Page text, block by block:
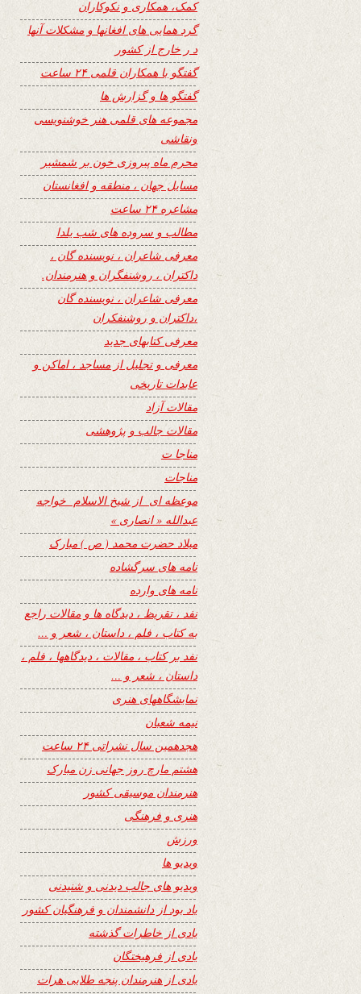
کمک، همکاری و نکوکاران
گرد همایی های افغانها و مشکلات آنها
د ر خارج از کشور
گفتگو با همکاران قلمی ۲۴ ساعت
گفتگو ها و گزارش ها
مجموعه های قلمی هنر خوشنویسی
ونقاشی
محرم ماه پیروزی خون بر شمشیر
مسایل جهان ، منطقه و افغانستان
مشاعره ۲۴ ساعت
مطالب و سروده های شب یلدا
معرفی شاعران ، نویسنده گان ،
داکتران ، روشنفگران و هنرمندان.
معرفی شاعران ، نویسنده گان
،داکتران و روشنفکران
معرفی کتابهای جدید
معرفی و تجلیل از مساجد ، اماکن و
عابدات تاریخی
مقالات آزاد
مقالات جالب و پژوهشی
مناجا ت
مناجات
موعظه ای از شیخ الاسلام خواجه
عبدالله « انصاری »
میلاد حضرت محمد ( ص ) مبارک
نامه های سرگشاده
نامه های وارده
نفد ، تقریظ ، دیدگاه ها و مقالات راجع
به کتاب ، فلم ، داستان ، شعر و …
نفد بر کتاب ، مقالات ، دیدگاهها ، فلم ،
داستان ، شعر و …
نمایشگاههای هنری
نیمه شعبان
هجدهمین سال نشراتی ۲۴ ساعت
هشتم مارچ روز جهانی زن مبارک
هنرمندان موسیقی کشور
هنری و فرهنگی
ورزش
ویدیو ها
ویدیو های جالب دیدنی و شنیدنی
یاد بود از دانشمندان و فرهنگیان کشور
یادی از خاطرات گذشته
یادی از فرهیختگان
یادی از هنرمندان پنجه طلایی هرات